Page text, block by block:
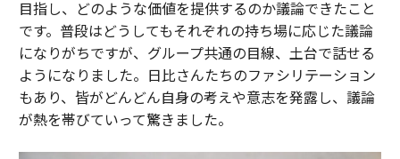
目指し、どのような価値を提供するのか議論できたこと
です。普段はどうしてもそれぞれの持ち場に応じた議論
になりがちですが、グループ共通の目線、土台で話せる
ようになりました。日比さんたちのファシリテーション
もあり、皆がどんどん自身の考えや意志を発露し、議論
が熱を帯びていって驚きました。